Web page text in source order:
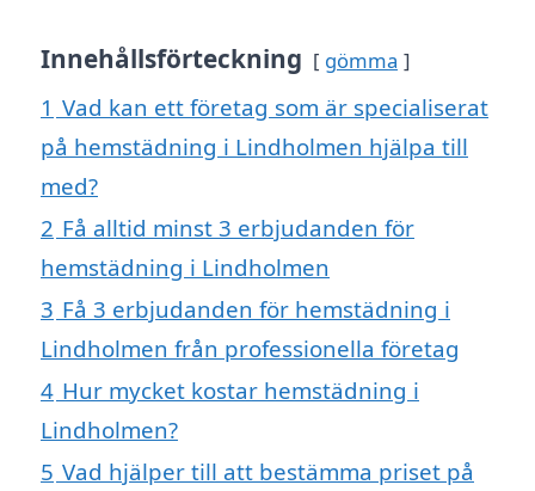
Innehållsförteckning gömma
1 Vad kan ett företag som är specialiserat
på hemstädning i Lindholmen hjälpa till
med?
2 Få alltid minst 3 erbjudanden för
hemstädning i Lindholmen
3 Få 3 erbjudanden för hemstädning i
Lindholmen från professionella företag
4 Hur mycket kostar hemstädning i
Lindholmen?
5 Vad hjälper till att bestämma priset på